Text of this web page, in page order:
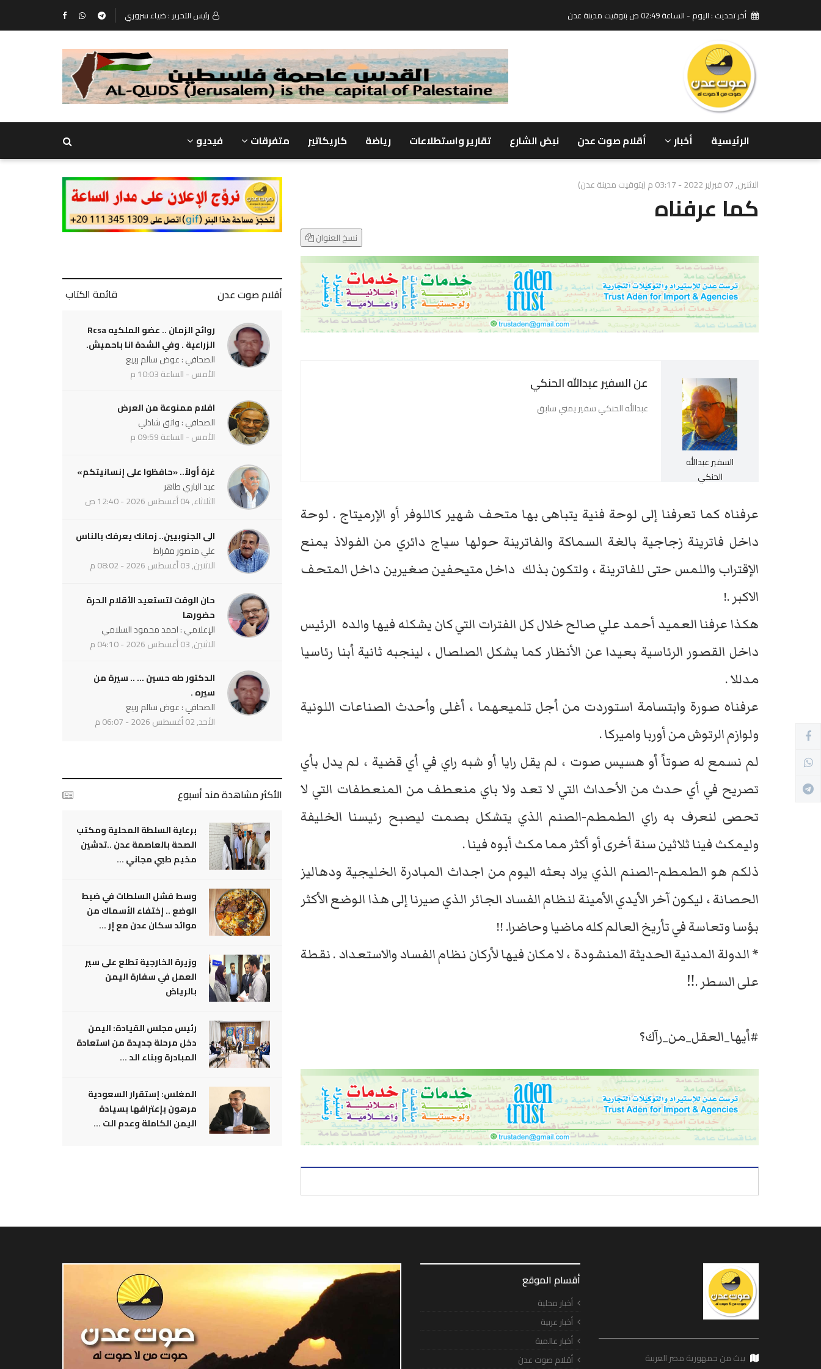
أخر تحديث : اليوم - الساعة 02:49 ص بتوقيت مدينة عدن رئيس التحرير : ضياء سروري
الرئيسية أخبار أقلام صوت عدن نبض الشارع تقارير واستطلاعات رياضة كاريكاتير متفرقات فيديو
الاثنين, 07 فبراير 2022 - 03:17 م (بتوقيت مدينة عدن)
كما عرفناه
نسخ العنوان
السفير عبدالله
الحنكي
عن السفير عبدالله الحنكي
عبدالله الحنكي سفير يمني سابق
عرفناه كما تعرفنا إلى لوحة فنية يتباهى بها متحف شهير كاللوفر أو الإرميتاج . لوحة
داخل فاترينة زجاجية بالغة السماكة والفاترينة حولها سياج دائري من الفولاذ يمنع
الإقتراب واللمس حتى للفاترينة ، ولتكون بذلك داخل متيحفين صغيرين داخل المتحف
الاكبر .!
هكذا عرفنا العميد أحمد علي صالح خلال كل الفترات التي كان يشكله فيها والده الرئيس
داخل القصور الرئاسية بعيدا عن الأنظار كما يشكل الصلصال ، لينجبه ثانية أبنا رئاسيا
مدللا .
عرفناه صورة وابتسامة استوردت من أجل تلميعهما ، أغلى وأحدث الصناعات اللونية
ولوازم الرتوش من أوربا واميركا .
لم نسمع له صوتاً أو هسيس صوت ، لم يقل رايا أو شبه راي في أي قضية ، لم يدل بأي
تصريح في أي حدث من الأحداث التي لا تعد ولا باي منعطف من المنعطفات التي لا
تحصى لنعرف به راي الطمطم-الصنم الذي يتشكل بصمت ليصبح رئيسنا الخليفة
وليمكث فينا ثلاثين سنة أخرى أو أكثر مما مكث أبوه فينا .
ذلكم هو الطمطم-الصنم الذي يراد بعثه اليوم من اجداث المبادرة الخليجية ودهاليز
الحصانة ، ليكون آخر الأيدي الأمينة لنظام الفساد الجائر الذي صيرنا إلى هذا الوضع الأكثر
بؤسا وتعاسة في تأريخ العالم كله ماضيا وحاضرا. !!
* الدولة المدنية الحديثة المنشودة ، لا مكان فيها لأركان نظام الفساد والاستعداد . نقطة
على السطر .‼️
#أيها_العقل_من_رآك؟
أقلام صوت عدن قائمة الكتاب
روائح الزمان .. عضو الملكيه Rcsa
الزراعية . وفي الشدة انا باحميش.
الصحافي : عوض سالم ربيع
الأمس - الساعة 10:03 م
افلام ممنوعة من العرض
الصحافي : واثق شاذلي
الأمس - الساعة 09:59 م
غزة أولاً.. «حافظوا على إنسانيتكم»
عبد الباري طاهر
الثلاثاء, 04 أغسطس 2026 - 12:40 ص
الى الجنوبيين.. زمانك يعرفك بالناس
علي منصور مقراط
الاثنين, 03 أغسطس 2026 - 08:02 م
حان الوقت لتستعيد الأقلام الحرة
حضورها
الإعلامي : احمد محمود السلامي
الاثنين, 03 أغسطس 2026 - 04:10 م
الدكتور طه حسين ... .. سيرة من
سيره .
الصحافي : عوض سالم ربيع
الأحد, 02 أغسطس 2026 - 06:07 م
الأكثر مشاهدة مند أسبوع
برعاية السلطة المحلية ومكتب
الصحة بالعاصمة عدن ..تدشين
مخيم طبي مجاني ...
وسط فشل السلطات في ضبط
الوضع .. إختفاء الأسماك من
موائد سكان عدن مع إر ...
وزيرة الخارجية تطلع على سير
العمل في سفارة اليمن
بالرياض
رئيس مجلس القيادة: اليمن
دخل مرحلة جديدة من استعادة
المبادرة وبناء الد ...
المغلس: إستقرار السعودية
مرهون بإعترافها بسيادة
اليمن الكاملة وعدم الت ...
يبث من جمهورية مصر العربية
أقسام الموقع
أخبار محلية
أخبار عربية
أخبار عالمية
أقلام صوت عدن